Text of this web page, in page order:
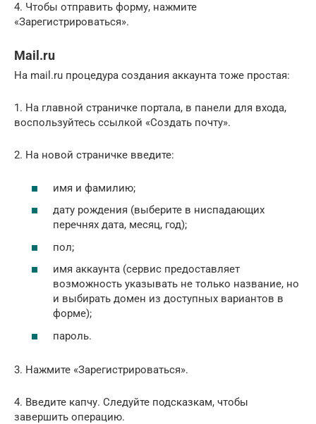
4. Чтобы отправить форму, нажмите
«Зарегистрироваться».
Mail.ru
На mail.ru процедура создания аккаунта тоже простая:
1. На главной страничке портала, в панели для входа,
воспользуйтесь ссылкой «Создать почту».
2. На новой страничке введите:
имя и фамилию;
дату рождения (выберите в ниспадающих
перечнях дата, месяц, год);
пол;
имя аккаунта (сервис предоставляет
возможность указывать не только название, но
и выбирать домен из доступных вариантов в
форме);
пароль.
3. Нажмите «Зарегистрироваться».
4. Введите капчу. Следуйте подсказкам, чтобы
завершить операцию.